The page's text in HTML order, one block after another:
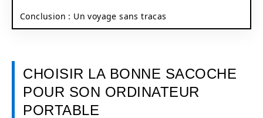
Conclusion : Un voyage sans tracas
CHOISIR LA BONNE SACOCHE
POUR SON ORDINATEUR
PORTABLE